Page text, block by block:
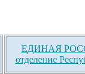
ЕДИНАЯ
отделение